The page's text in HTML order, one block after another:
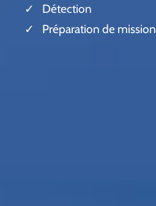
Détection
Préparation de mission